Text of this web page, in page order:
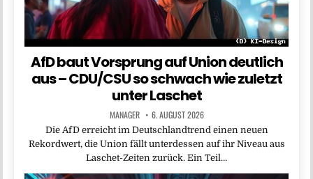
AfD baut Vorsprung auf Union deutlich
aus – CDU/CSU so schwach wie zuletzt
unter Laschet
MANAGER 6. AUGUST 2026
Die AfD erreicht im Deutschlandtrend einen neuen
Rekordwert, die Union fällt unterdessen auf ihr Niveau aus
Laschet-Zeiten zurück. Ein Teil…